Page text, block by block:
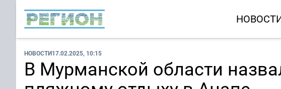
НОВОСТИ17.02.2025, 10:15
В Мурманской области